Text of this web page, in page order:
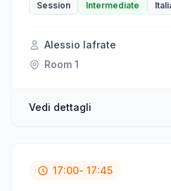
tutti i giorni, rendendo
intuitiva e potente.
accedere a tali funzionalità
con esempi pratici e demo
funzionalità nelle nostre
Session Intermediate
Alessio Iafrate
Room 1
Vedi dettagli
17:00- 17:45